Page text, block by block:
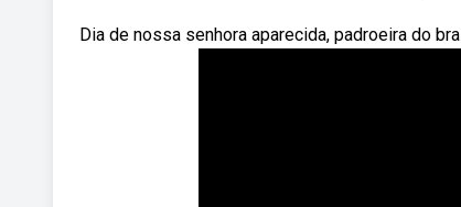
Dia de nossa senhora aparecida, padroeira do